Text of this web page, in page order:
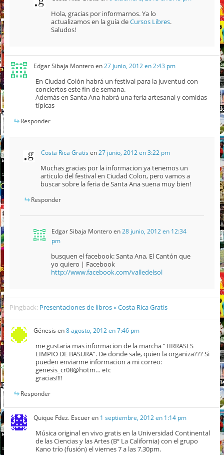
Hola, gracias por informarnos. Ya lo
actualizamos en la guía deCursos Libres.
Saludos!
Edgar Sibaja Monteroen27 junio, 2012 en 2:43 pm
En Ciudad Colón habrá un festival para la juventud con
conciertos este fin de semana.
Además en Santa Ana habrá una feria artesanal y comidas
típicas
Responder
Costa Rica Gratis en27 junio, 2012 en 3:22 pm
Muchas gracias por la informacion ya tenemos un
articulo del festival en Ciudad Colon, pero vamos a
buscar sobre la feria de Santa Ana suena muy bien!
Responder
Edgar Sibaja Monteroen28 junio, 2012 en 12:34
pm
busquen el facebook: Santa Ana, El Cantón que
yo quiero | Facebook
http://www.facebook.com/valledelsol
Pingback: Presentaciones de libros « Costa Rica Gratis
Génesis en8 agosto, 2012 en 7:46 pm
me gustaria mas informacion de la marcha “TIRRASES
LIMPIO DE BASURA”. De donde sale, quien la organiza??? Si
pueden enviarme informacion a mi correo:
genesis_cr08@hotm… etc
gracias!!!!
Responder
Quique Fdez. Escueren 1 septiembre, 2012 en 1:14 pm
Música original en vivo gratis en la Universidad Continental
de las Ciencias y las Artes (Bº La California) con el grupo
Kano trío (fusión) el viernes 7 a las 7.30pm.